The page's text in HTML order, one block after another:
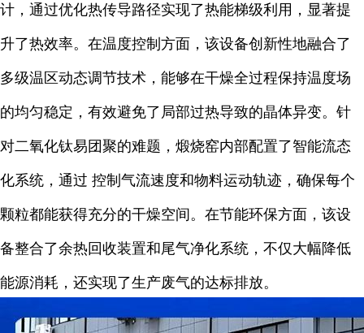
计，通过优化热传导路径实现了热能梯级利用，显著提
升了热效率。在温度控制方面，该设备创新性地融合了
多级温区动态调节技术，能够在干燥全过程保持温度场
的均匀稳定，有效避免了局部过热导致的晶体异变。针
对二氧化钛易团聚的难题，煅烧窑内部配置了智能流态
化系统，通过 控制气流速度和物料运动轨迹，确保每个
颗粒都能获得充分的干燥空间。在节能环保方面，该设
备整合了余热回收装置和尾气净化系统，不仅大幅降低
能源消耗，还实现了生产废气的达标排放。